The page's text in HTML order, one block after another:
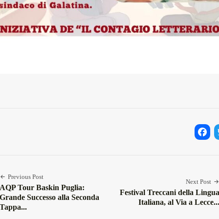
Previous Post
AQP Tour Baskin Puglia:
Grande Successo alla Seconda
Tappa...
Next Post
Festival Treccani della Lingua
Italiana, al Via a Lecce...